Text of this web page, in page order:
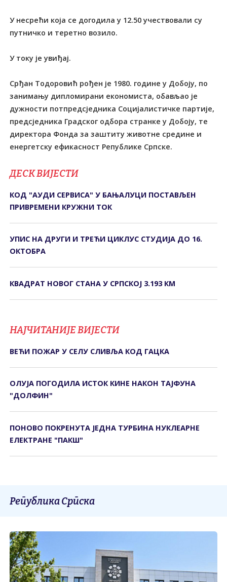
У несрећи која се догодила у 12.50 учествовали су
путничко и теретно возило.
У току је увиђај.
Срђан Тодоровић рођен је 1980. године у Добоју, по
занимању дипломирани економиста, обављао је
дужности потпредсједника Социјалистичке партије,
предсједника Градског одбора странке у Добоју, те
директора Фонда за заштиту животне средине и
енергетску ефикасност Републике Српске.
ДЕСК ВИЈЕСТИ
КОД "АУДИ СЕРВИСА" У БАЊАЛУЦИ ПОСТАВЉЕН
ПРИВРЕМЕНИ КРУЖНИ ТОК
УПИС НА ДРУГИ И ТРЕЋИ ЦИКЛУС СТУДИЈА ДО 16.
ОКТОБРА
КВАДРАТ НОВОГ СТАНА У СРПСКОЈ 3.193 КМ
НАЈЧИТАНИЈЕ ВИЈЕСТИ
ВЕЋИ ПОЖАР У СЕЛУ СЛИВЉА КОД ГАЦКА
ОЛУЈА ПОГОДИЛА ИСТОК КИНЕ НАКОН ТАЈФУНА
"ДОЛФИН"
ПОНОВО ПОКРЕНУТА ЈЕДНА ТУРБИНА НУКЛЕАРНЕ
ЕЛЕКТРАНЕ "ПАКШ"
Република Српска